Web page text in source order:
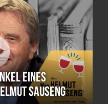
eines
Sauseng